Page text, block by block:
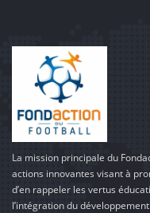
La mission principale du
actions innovantes visant à
d’en rappeler les vertus
l’intégration du